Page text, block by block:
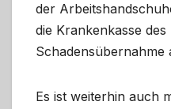
der
die Krankenkasse
Schadensübernahme
Es ist weiterhin auch